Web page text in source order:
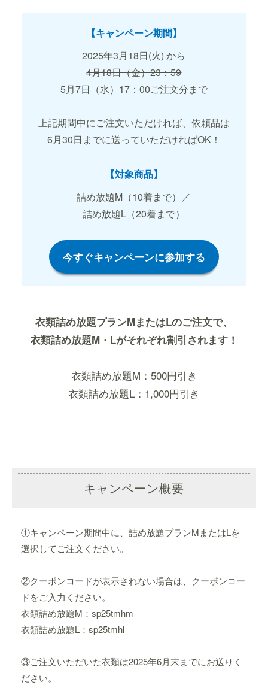
【キャンペーン期間】
2025年3月18日(火) から
4月18日（金）23：59
5月7日（水）17：00ご注文分まで
上記期間中にご注文いただければ、依頼品は
6月30日までに送っていただければOK！
【対象商品】
詰め放題M（10着まで）／
詰め放題L（20着まで）
今すぐキャンペーンに参加する
衣類詰め放題プランMまたはLのご注文で、
衣類詰め放題M・Lがそれぞれ割引されます！
衣類詰め放題M：500円引き
衣類詰め放題L：1,000円引き
キャンペーン概要
①キャンペーン期間中に、詰め放題プランMまたはLを
選択してご注文ください。
②クーポンコードが表示されない場合は、クーポンコー
ドをご入力ください。
衣類詰め放題M：sp25tmhm
衣類詰め放題L：sp25tmhl
③ご注文いただいた衣類は2025年6月末までにお送りく
ださい。